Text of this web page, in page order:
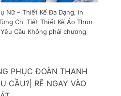
Nữ – Thiết Kế Đa Dạng, In
Chi Tiết Thiết Kế Áo Thun
Cầu Không phải chương
PHỤC ĐOÀN THANH
CẦU?| RẼ NGAY VÀO